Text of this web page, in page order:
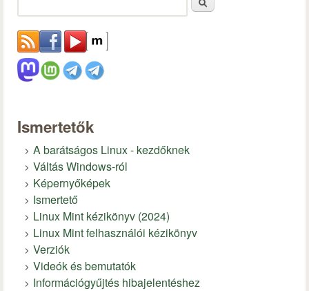
Ismertetők
A barátságos Linux - kezdőknek
Váltás Windows-ról
Képernyőképek
Ismertető
Linux Mint kézikönyv (2024)
Linux Mint felhasználói kézikönyv
Verziók
Videók és bemutatók
Információgyűjtés hibajelentéshez